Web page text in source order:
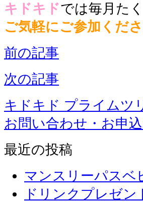
キドキドでは毎月た
ご気軽にご参加くださ
前の記事
次の記事
キドキド プライムツ
お問い合わせ・お申
最近の投稿
マンスリーパスベ
ドリンクプレゼン